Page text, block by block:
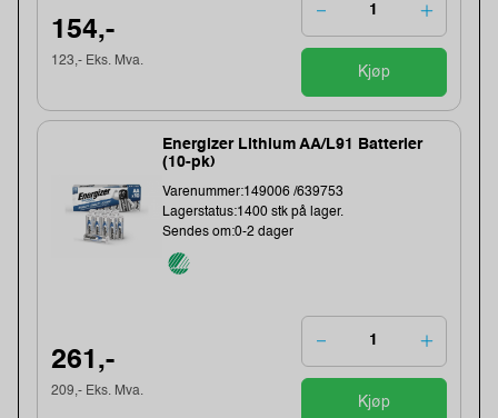
154,-
123,- Eks. Mva.
Kjøp
Energizer Lithium AA/L91 Batterier
(10-pk)
Varenummer:149006 /639753
Lagerstatus:1400 stk på lager.
Sendes om:0-2 dager
261,-
209,- Eks. Mva.
Kjøp